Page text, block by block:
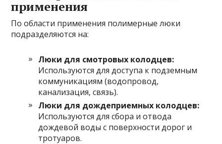
применения
По области применения полимерные люки
подразделяются на:
Люки для смотровых колодцев:
Используются для доступа к подземным
коммуникациям (водопровод,
канализация, связь).
Люки для дождеприемных колодцев:
Используются для сбора и отвода
дождевой воды с поверхности дорог и
тротуаров.